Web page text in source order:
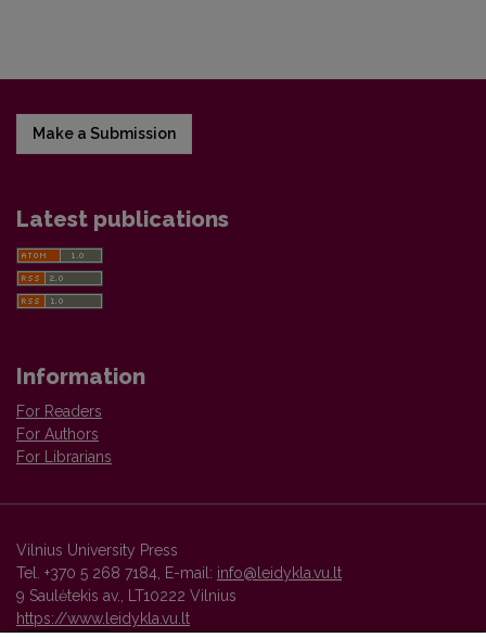
Make a Submission
Latest publications
Information
For Readers
For Authors
For Librarians
Vilnius University Press
Tel. +370 5 268 7184, E-mail: info@leidykla.vu.lt
9 Saulėtekis av., LT10222 Vilnius
https://www.leidykla.vu.lt